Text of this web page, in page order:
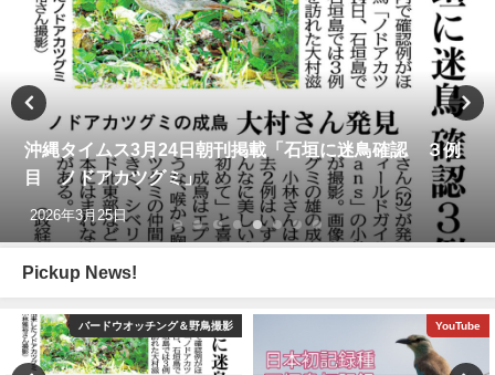
沖縄タイムス3月24日朝刊掲載「石垣に迷鳥確認 ３例
目 ノドアカツグミ」
2026年3月25日
Pickup News!
バードウオッチング＆野鳥撮影 YouTube